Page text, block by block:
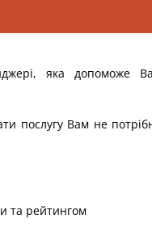
яка допоможе
послугу Вам не
та рейтингом